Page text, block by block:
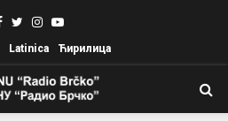
Facebook
TwitterInstagram
Youtube
Latinica Ћирилица